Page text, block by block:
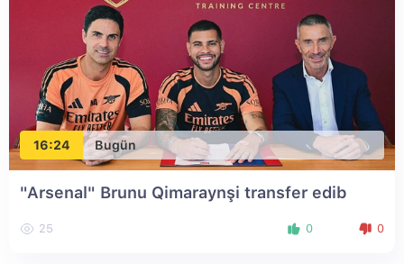
16:24 Bugün
"Arsenal" Brunu Qimaraynşi transfer edib
25 0 0